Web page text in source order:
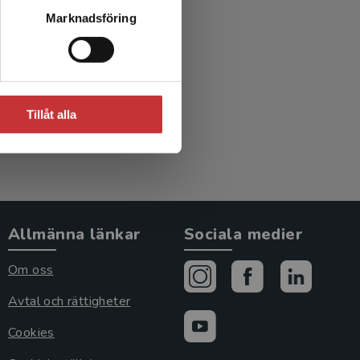
Marknadsföring
Tillåt alla
Allmänna länkar
Om oss
Avtal och rättigheter
Cookies
Sociala medier